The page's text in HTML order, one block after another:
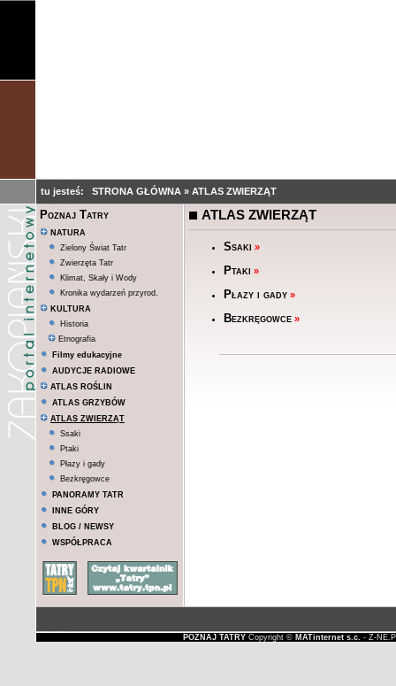
tu jesteś: STRONA GŁÓWNA » ATLAS ZWIERZĄT
Poznaj Tatry
NATURA
Zielony Świat Tatr
Zwierzęta Tatr
Klimat, Skały i Wody
Kronika wydarzeń przyrod.
KULTURA
Historia
Etnografia
Filmy edukacyjne
AUDYCJE RADIOWE
ATLAS ROŚLIN
ATLAS GRZYBÓW
ATLAS ZWIERZĄT
Ssaki
Ptaki
Płazy i gady
Bezkręgowce
PANORAMY TATR
INNE GÓRY
BLOG / NEWSY
WSPÓŁPRACA
ATLAS ZWIERZĄT
Ssaki »
Ptaki »
Płazy i gady »
Bezkręgowce »
POZNAJ TATRYCopyright © MATinternet s.c. - Z-